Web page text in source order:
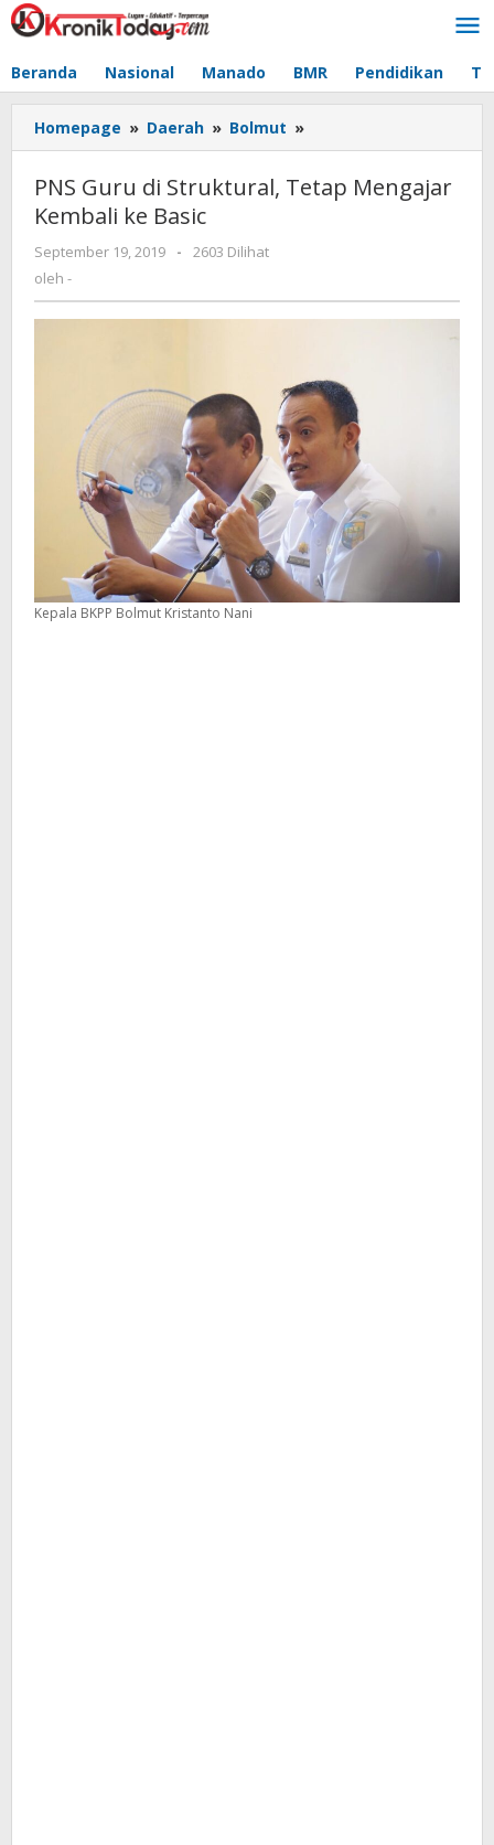
Lewati
ke
Beranda Nasional Manado BMR Pendidikan
Homepage » Daerah » Bolmut »
Guru
Struktural,
PNS Guru di Struktural, Tetap Mengajar
Kembali ke Basic
September 19, 2019
oleh
-
2603 Dilihat
oleh -
Kepala BKPP Bolmut Kristanto Nani